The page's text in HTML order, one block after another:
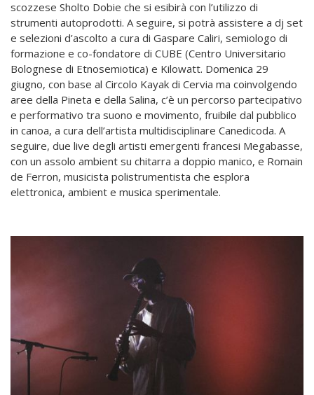
scozzese Sholto Dobie che si esibirà con l’utilizzo di
strumenti autoprodotti. A seguire, si potrà assistere a dj set
e selezioni d’ascolto a cura di Gaspare Caliri, semiologo di
formazione e co-fondatore di CUBE (Centro Universitario
Bolognese di Etnosemiotica) e Kilowatt. Domenica 29
giugno, con base al Circolo Kayak di Cervia ma coinvolgendo
aree della Pineta e della Salina, c’è un percorso partecipativo
e performativo tra suono e movimento, fruibile dal pubblico
in canoa, a cura dell’artista multidisciplinare Canedicoda. A
seguire, due live degli artisti emergenti francesi Megabasse,
con un assolo ambient su chitarra a doppio manico, e Romain
de Ferron, musicista polistrumentista che esplora
elettronica, ambient e musica sperimentale.